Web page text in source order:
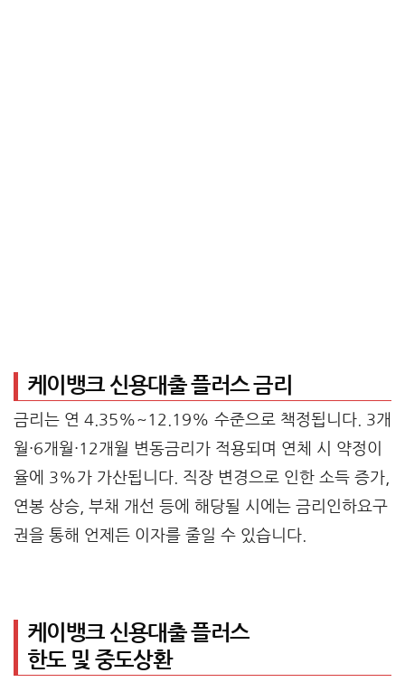
케이뱅크 신용대출 플러스 금리
금리는 연 4.35%~12.19% 수준으로 책정됩니다. 3개
월·6개월·12개월 변동금리가 적용되며 연체 시 약정이
율에 3%가 가산됩니다. 직장 변경으로 인한 소득 증가,
연봉 상승, 부채 개선 등에 해당될 시에는 금리인하요구
권을 통해 언제든 이자를 줄일 수 있습니다.
케이뱅크 신용대출 플러스
한도 및 중도상환